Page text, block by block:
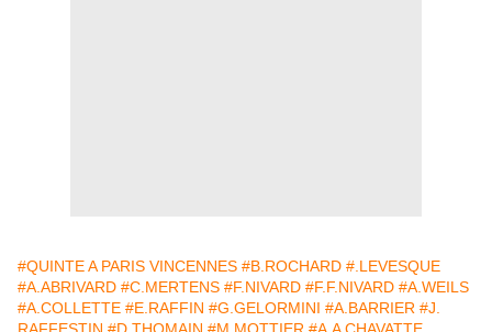
#QUINTE A PARIS VINCENNES #B.ROCHARD #.LEVESQUE
#A.ABRIVARD #C.MERTENS #F.NIVARD #F.F.NIVARD #A.WEILS
#A.COLLETTE #E.RAFFIN #G.GELORMINI #A.BARRIER #J.